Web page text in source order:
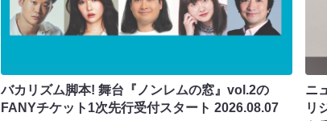
バカリズム脚本! 舞台『ノンレムの窓』vol.2の
FANYチケット1次先行受付スタート2026.08.07
ニ
リ